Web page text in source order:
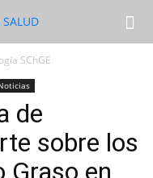
SChGE
de
sobre los
Graso en